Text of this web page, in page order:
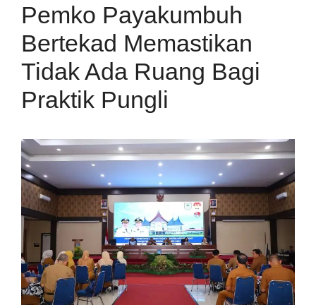
Pemko Payakumbuh
Bertekad Memastikan
Tidak Ada Ruang Bagi
Praktik Pungli